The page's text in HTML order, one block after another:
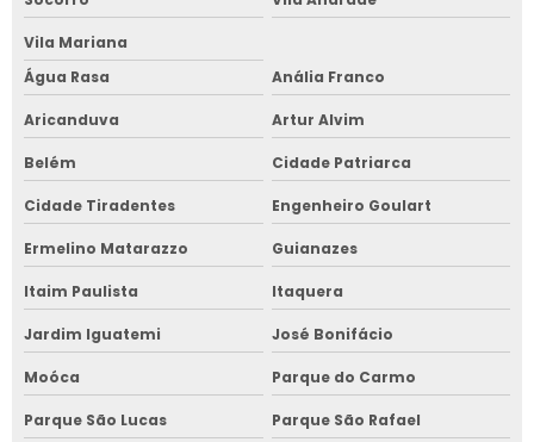
Vila Mariana
Água Rasa
Anália Franco
Aricanduva Artur Alvim
Belém Cidade Patriarca
Cidade Tiradentes Engenheiro Goulart
Ermelino Matarazzo Guianazes
Itaim Paulista Itaquera
Jardim Iguatemi José Bonifácio
Moóca Parque do Carmo
Parque São Lucas Parque São Rafael